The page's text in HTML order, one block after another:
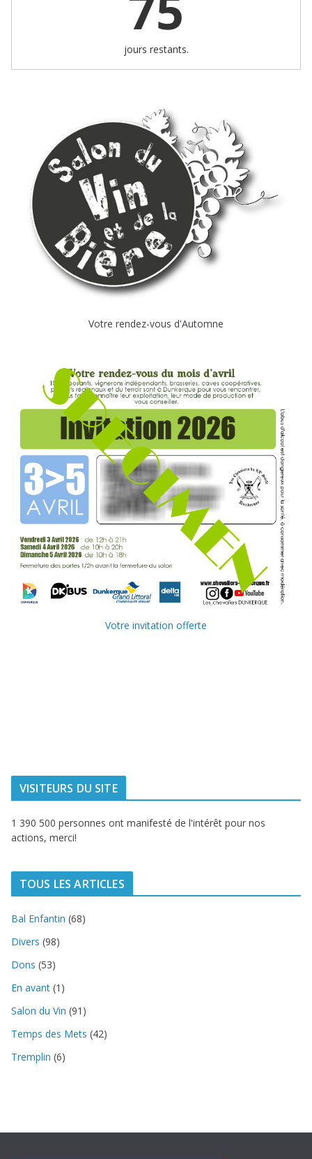
jours restants.
Votre rendez-vous d'Automne
Votre invitation offerte
VISITEURS DU SITE
1 390 500 personnes ont manifesté de l'intérêt pour nos
actions, merci!
TOUS LES ARTICLES
Bal Enfantin (68)
Divers (98)
Dons (53)
En avant (1)
Salon du Vin (91)
Temps des Mets (42)
Tremplin (6)